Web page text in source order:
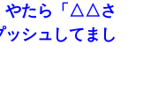
夫ですよ〜」の絶望
やたら「△△さ
シュしてまし